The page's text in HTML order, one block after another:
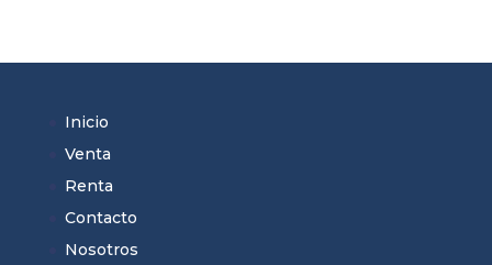
Inicio
Venta
Renta
Contacto
Nosotros